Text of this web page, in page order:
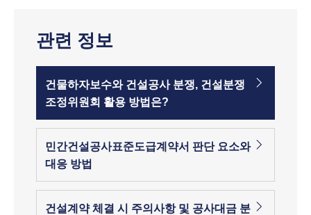
관련 정보
건물하자보수와 건설공사 분쟁, 건설분쟁
조정위원회 활용 방법은?
민간건설공사표준도급계약서 판단 요소와
대응 방법
건설계약 체결 시 주의사항 및 공사대금 분